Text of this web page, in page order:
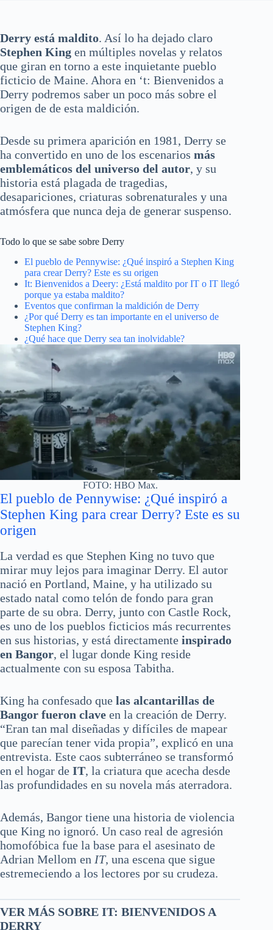
Derry está maldito. Así lo ha dejado claro
Stephen King en múltiples novelas y relatos
que giran en torno a este inquietante pueblo
ficticio de Maine. Ahora en ‘t: Bienvenidos a
Derry podremos saber un poco más sobre el
origen de de esta maldición.
Desde su primera aparición en 1981, Derry se
ha convertido en uno de los escenarios más
emblemáticos del universo del autor, y su
historia está plagada de tragedias,
desapariciones, criaturas sobrenaturales y una
atmósfera que nunca deja de generar suspenso.
Todo lo que se sabe sobre Derry
El pueblo de Pennywise: ¿Qué inspiró a Stephen King
para crear Derry? Este es su origen
It: Bienvenidos a Deery: ¿Está maldito por IT o IT llegó
porque ya estaba maldito?
Eventos que confirman la maldición de Derry
¿Por qué Derry es tan importante en el universo de
Stephen King?
¿Qué hace que Derry sea tan inolvidable?
FOTO: HBO Max.
El pueblo de Pennywise: ¿Qué inspiró a
Stephen King para crear Derry? Este es su
origen
La verdad es que Stephen King no tuvo que
mirar muy lejos para imaginar Derry. El autor
nació en Portland, Maine, y ha utilizado su
estado natal como telón de fondo para gran
parte de su obra. Derry, junto con Castle Rock,
es uno de los pueblos ficticios más recurrentes
en sus historias, y está directamente inspirado
en Bangor, el lugar donde King reside
actualmente con su esposa Tabitha.
King ha confesado que las alcantarillas de
Bangor fueron clave en la creación de Derry.
“Eran tan mal diseñadas y difíciles de mapear
que parecían tener vida propia”, explicó en una
entrevista. Este caos subterráneo se transformó
en el hogar de IT, la criatura que acecha desde
las profundidades en su novela más aterradora.
Además, Bangor tiene una historia de violencia
que King no ignoró. Un caso real de agresión
homofóbica fue la base para el asesinato de
Adrian Mellom en IT, una escena que sigue
estremeciendo a los lectores por su crudeza.
VER MÁS SOBRE IT: BIENVENIDOS A
DERRY